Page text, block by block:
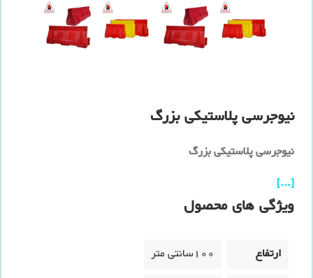
نیوجرسی پلاستیکی بزرگ
نیوجرسی پلاستیکی بزرگ
[...]
ویژگی های محصول
ارتفاع
100سانتی متر